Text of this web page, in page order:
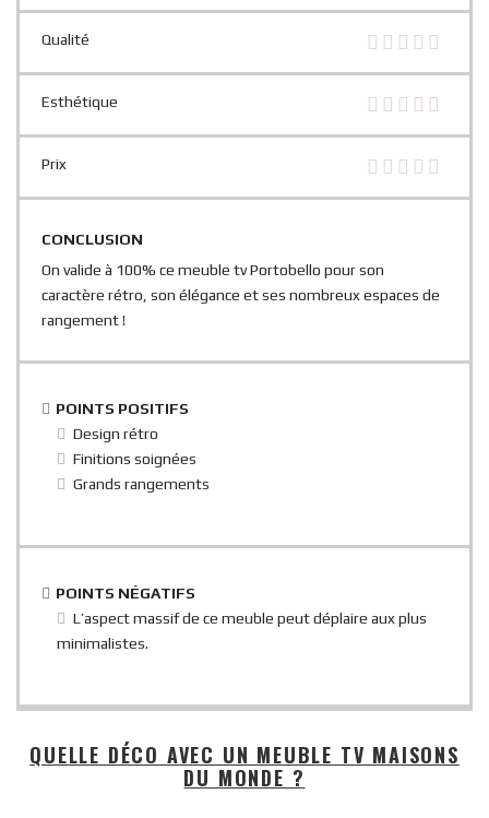
Qualité
Esthétique
Prix
CONCLUSION
On valide à 100% ce meuble tv Portobello pour son
caractère rétro, son élégance et ses nombreux espaces de
rangement !
POINTS POSITIFS
Design rétro
Finitions soignées
Grands rangements
POINTS NÉGATIFS
L’aspect massif de ce meuble peut déplaire aux plus
minimalistes.
QUELLE DÉCO AVEC UN MEUBLE TV MAISONS
DU MONDE ?